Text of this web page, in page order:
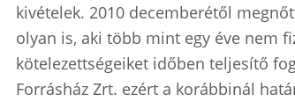
kivételek. 2010 decemberétől
olyan is, aki több mint egy éve nem
kötelezettségeiket időben teljesítő
Forrásház Zrt. ezért a korábbinál